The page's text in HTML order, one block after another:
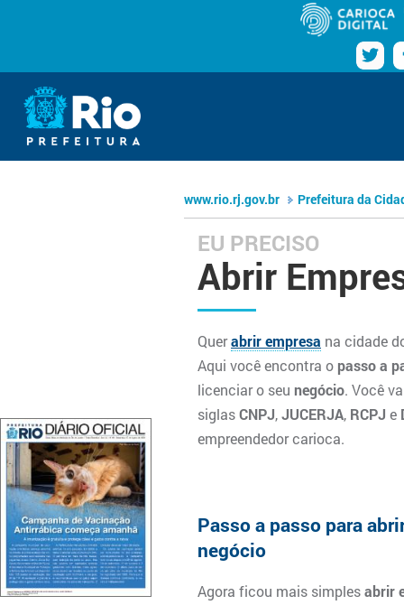
Navegação
www.rio.rj.gov.br
Prefeitura da Cidade do Rio de
www.rio.rj.gov.br Prefeitura da
EU PRECISO
Abrir
Querabrir empresa na cidade
Aqui você encontra o passo a
licenciar o seu negócio. Você
siglasCNPJ,JUCERJA, RCPJ e
empreendedor carioca.
Passo a passo para
negócio
Agora ficou mais simplesabrir